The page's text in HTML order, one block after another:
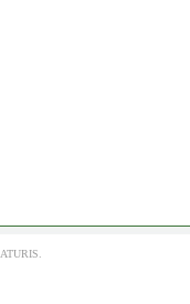
ATURIS.